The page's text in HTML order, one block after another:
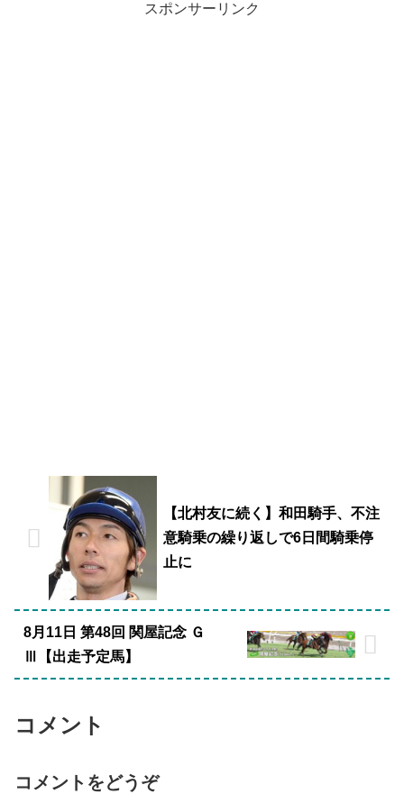
スポンサーリンク
【北村友に続く】和田騎手、不注
意騎乗の繰り返しで6日間騎乗停
止に
8月11日 第48回 関屋記念 Ｇ
Ⅲ【出走予定馬】
コメント
コメントをどうぞ